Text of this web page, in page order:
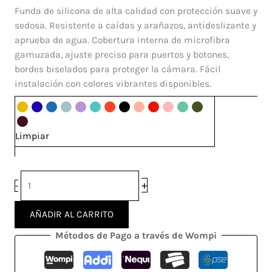
Funda de silicona de alta calidad con protección suave y
sedosa. Resistente a caídas y arañazos, antideslizante y
aprueba de agua. Cobertura interna de microfibra
gamuzada, ajuste preciso para puertos y botones,
bordes biselados para proteger la cámara. Fácil
instalación con colores vibrantes disponibles.
Limpiar
-
Silicone
Iphone
cantidad
+
AÑADIR AL CARRITO
Métodos de Pago a través de Wompi